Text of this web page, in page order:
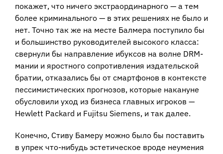
покажет, что ничего экстраординарного — а тем
более криминального — в этих решениях не было и
нет. Точно так же на месте Балмера поступило бы
и большинство руководителей высокого класса:
свернули бы направление ибуксов на волне DRM-
мании и яростного сопротивления издательской
братии, отказались бы от смартфонов в контексте
пессимистических прогнозов, которые накануне
обусловили уход из бизнеса главных игроков —
Hewlett Packard и Fujitsu Siemens, и так далее.
Конечно, Стиву Бамеру можно было бы поставить
в упрек что-нибудь эстетическое вроде неумения